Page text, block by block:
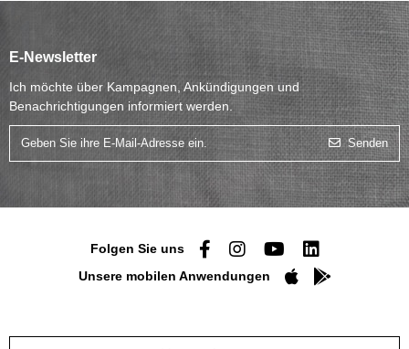
E-Newsletter
Ich möchte über Kampagnen, Ankündigungen und
Benachrichtigungen informiert werden.
Senden
Folgen Sie uns
Unsere mobilen Anwendungen